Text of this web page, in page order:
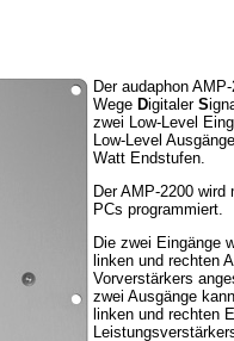
Der audaphon
Wege Digitaler S
zwei Low-Level
Low-Level
Watt Endstufen.
Der AMP-2200 wird
PCs programmiert.
Die zwei Eingänge
linken und rechten
Vorverstärkers
zwei Ausgänge
linken und rechten